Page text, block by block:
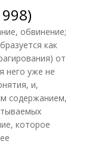
обвинение;
как
от
него уже не
и,
содержанием,
которое